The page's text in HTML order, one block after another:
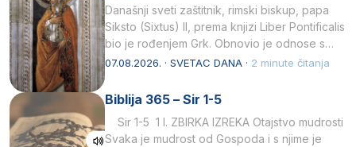
Današnji sveti zaštitnik, rimski biskup, papa
Siksto (Sixtus) II, prema knjizi Liber Pontificalis
bio je rođenjem Grk. Obnovio je odnose s
afričkim…
07.08.2026. · SVETAC DANA · 2 minute čitanja
Biblija 365 – Sir 1-5
Sir 1-5 1 I. ZBIRKA IZREKA Otajstvo mudrosti
Svaka je mudrost od Gospoda i s njime je